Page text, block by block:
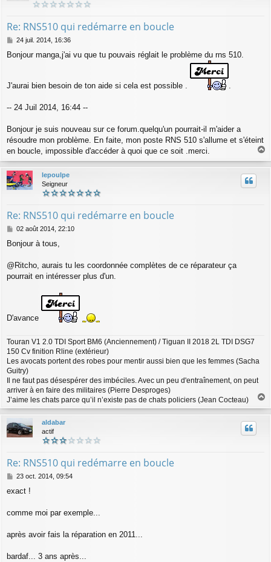
Re: RNS510 qui redémarre en boucle
M
s
g
24 juil. 2014, 16:36
Bonjour manga,j'ai vu que tu pouvais réglait le problème du rns 510.
J'aurai bien besoin de ton aide si cela est possible .
-- 24 Juil 2014, 16:44 --
Bonjour je suis nouveau sur ce forum.quelqu'un pourrait-il m'aider a
résoudre mon problème. En faite, mon poste RNS 510 s'allume et s'éteint
en boucle, impossible d'accéder à quoi que ce soit .merci.
a
u
lepoulpe
Seigneur
Re: RNS510 qui redémarre en boucle
M
s
a
g
02 août 2014, 22:10
Bonjour à tous,
@Ritcho, aurais tu les coordonnée complètes de ce réparateur ça
pourrait en intéresser plus d'un.
D'avance
Touran V1 2.0 TDI Sport BM6 (Anciennement) / Tiguan II 2018 2L TDI DSG7
150 Cv finition Rline (extérieur)
Les avocats portent des robes pour mentir aussi bien que les femmes (Sacha
Guitry)
Il ne faut pas désespérer des imbéciles. Avec un peu d'entraînement, on peut
arriver à en faire des militaires (Pierre Desproges)
J’aime les chats parce qu’il n’existe pas de chats policiers (Jean Cocteau)
a
u
aldabar
actif
Re: RNS510 qui redémarre en boucle
M
s
a
23 oct. 2014, 09:54
exact !
comme moi par exemple...
après avoir fais la réparation en 2011...
bardaf... 3 ans après...